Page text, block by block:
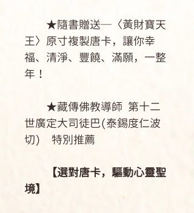
★隨書贈送─〈黃財寶天
王〉原寸複製唐卡，讓你幸
福、清淨、豐饒、滿願，一整
年！
★藏傳佛教導師 第十二
世廣定大司徒巴(泰錫度仁波
切) 特別推薦
【選對唐卡，驅動心靈聖
境】